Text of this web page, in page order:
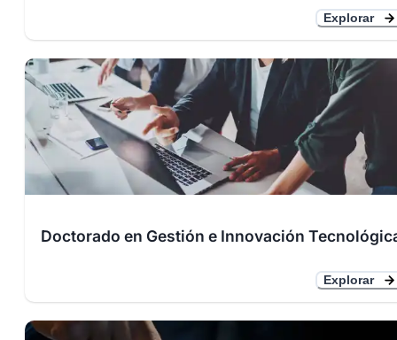
Explorar
Doctorado en Gestión e Innovación
Explorar